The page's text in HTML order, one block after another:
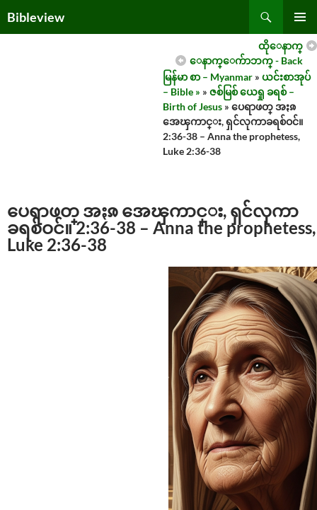
toBibleview
MENU
ထိုေနာက္
ေနာက္ေက်ာဘက္ - Back
မြန်မာ စာ – Myanmar » ယင်းစာအုပ်
– Bible » » ဇစ်မြစ် ယေရှု ခရစ် –
Birth of Jesus » ပေရာဖတ္ အႏၷ
အေၾကာင္း, ရှင်လုကာခရစ်ဝင်။
2:36-38 – Anna the prophetess,
Luke 2:36-38
ပေရာဖတ္ အႏၷ အေၾကာင္း, ရှင်လုကာ
ခရစ်ဝင်။ 2:36-38 – Anna the prophetess,
Luke 2:36-38